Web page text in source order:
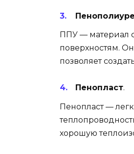
ППУ — материал
поверхностям.
позволяет
Пенопласт.
Пенопласт —
хорошую